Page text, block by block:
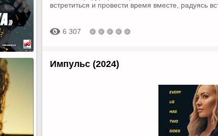
встретиться и провести время вместе, радуясь
6 307
Импульс (2024)